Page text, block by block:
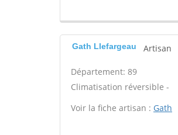
Gath Llefargeau Artisan
Département: 89
Climatisation réversible -
Voir la fiche artisan : Gath